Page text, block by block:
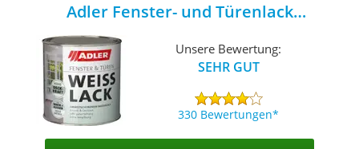
Adler Fenster- und Türenlack
(413305000002)
Unsere Bewertung:
SEHR GUT
330 Bewertungen